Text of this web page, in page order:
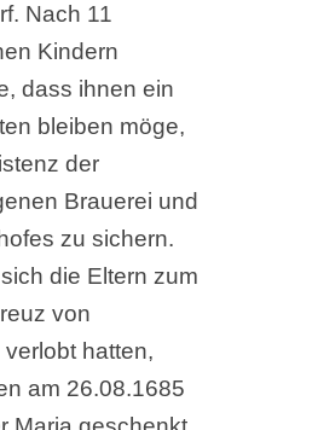
Nach 11
Kindern
dass ihnen ein
bleiben möge,
der
Brauerei und
zu sichern.
die Eltern zum
von
hatten,
am 26.08.1685